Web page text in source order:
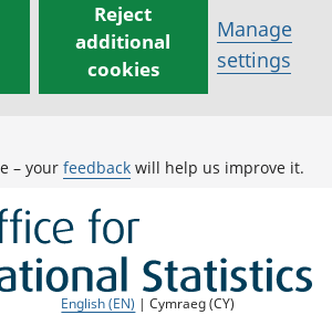
Reject
additional
cookies
Manage
settings
– your feedback will help us improve it.
English (EN) | Cymraeg (CY)